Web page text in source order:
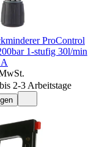
ProControl
1-stufig 30l/min
2-3 Arbeitstage